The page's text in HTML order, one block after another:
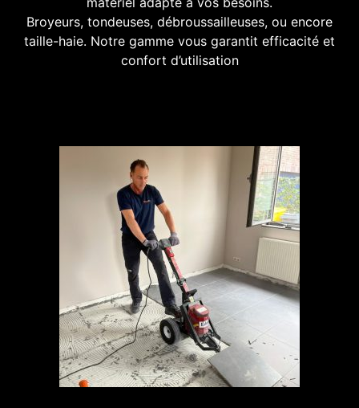
Broyeurs, tondeuses, débroussailleuses, ou encore
taille-haie. Notre gamme vous garantit efficacité et
confort d’utilisation